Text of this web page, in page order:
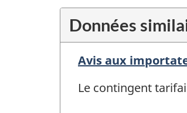
Données
Avis aux
Le contingent